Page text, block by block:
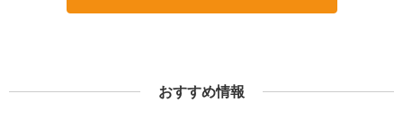
おすすめ情報